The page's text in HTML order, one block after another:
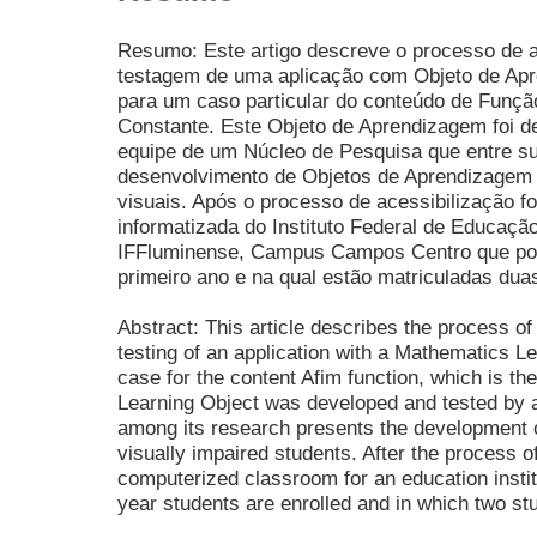
Resumo: Este artigo descreve o processo de
testagem de uma aplicação com Objeto de
para um caso particular do conteúdo de
Constante. Este Objeto de Aprendizagem foi
equipe de um Núcleo de Pesquisa que entre
desenvolvimento de Objetos de
visuais. Após o processo de acessibilização
informatizada do Instituto Federal de
IFFluminense, Campus Campos Centro que
primeiro ano e na qual estão matriculadas
Abstract: This article describes the process
testing of an application with a Mathematics
case for the content Afim function, which is
Learning Object was developed and tested
among its research presents the
visually impaired students. After the process
computerized classroom for an education
year students are enrolled and in which two